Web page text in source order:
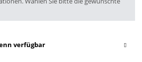
verfügbar